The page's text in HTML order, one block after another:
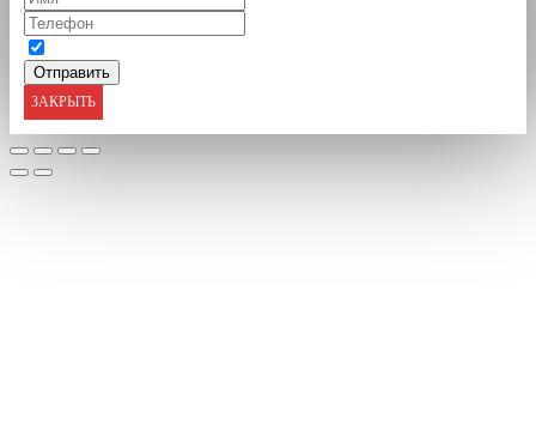
ЗАКРЫТЬ